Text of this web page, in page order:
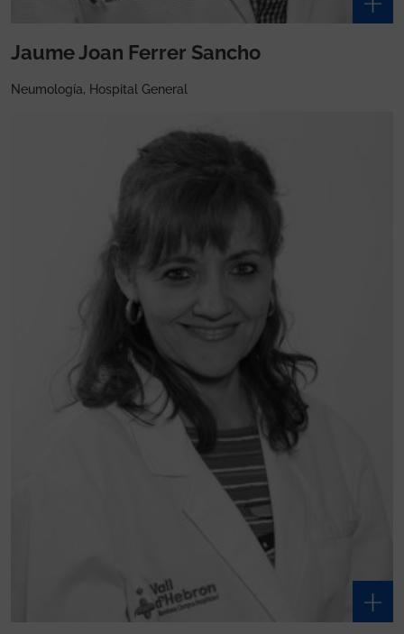
Jaume Joan Ferrer Sancho
Neumología, Hospital General